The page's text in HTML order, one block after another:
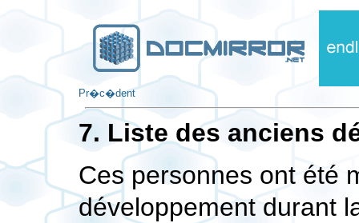
Pr�c�dent
7. Liste des anciens
Ces personnes ont été
développement durant